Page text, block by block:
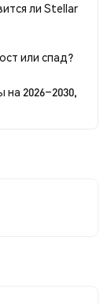
ли Stellar
или спад?
на 2026–2030,